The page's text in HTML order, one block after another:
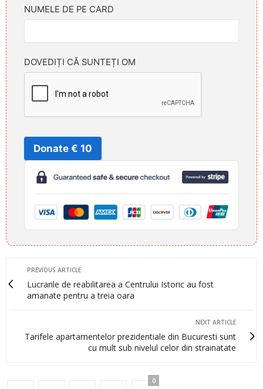
NUMELE DE PE CARD
DOVEDIȚI CĂ SUNTEȚI OM
Donate € 10
PREVIOUS ARTICLE
Lucrarile de reabilitarea a Centrului Istoric au fost
amanate pentru a treia oara
NEXT ARTICLE
Tarifele apartamentelor prezidentiale din Bucuresti sunt
cu mult sub nivelul celor din strainatate
0